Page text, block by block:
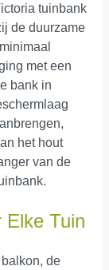
tuinbank
de duurzame
met een
bank in
het hout
van de
Elke Tuin
de